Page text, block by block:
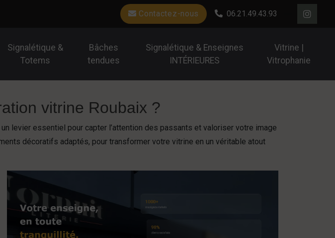
Contactez-nous 06.21.49.43.93
Signalétique &
Totems
Bâches
tendues
Signalétique & Enseignes
INTÉRIEURES
Vitrine |
Vitrophanie
vitrine Roubaix ?
levier essentiel pour capter l’attention des passants et valoriser votre image
décoratifs adaptés, pour transformer votre vitrine en un véritable atout